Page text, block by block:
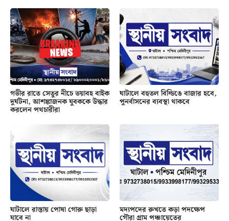
গভীর রাতে সেতুর নীচে ভয়াবহ বাইক
দুর্ঘটনা, আশঙ্কাজনক যুবককে উদ্ধার
করলেন পথচারীরা
ঘাটালে বহুতল বিল্ডিঙে বাজার হবে,
পুনর্বাসনের ব্যবস্থা থাকবে
ঘাটালে রাস্তায় পোষা গোরু ছাড়া
যাবে না
মদ্যপদের রুখতে কড়া পদক্ষেপ
গৌরা গ্রাম পঞ্চায়েতের